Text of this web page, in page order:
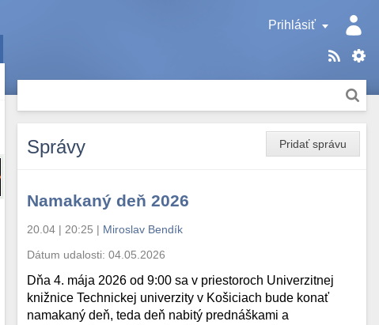
Prihlásiť
Pridať správu
Správy
Namakaný deň 2026
20.04 | 20:25 | Miroslav Bendík
Dátum udalosti:04.05.2026
Dňa 4. mája 2026 od 9:00 sa v priestoroch Univerzitnej
knižnice Technickej univerzity v Košiciach bude konať
namakaný deň, teda deň nabitý prednáškami a